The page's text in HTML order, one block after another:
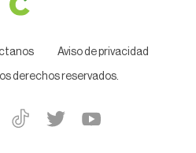
Aviso de privacidad
derechos reservados.